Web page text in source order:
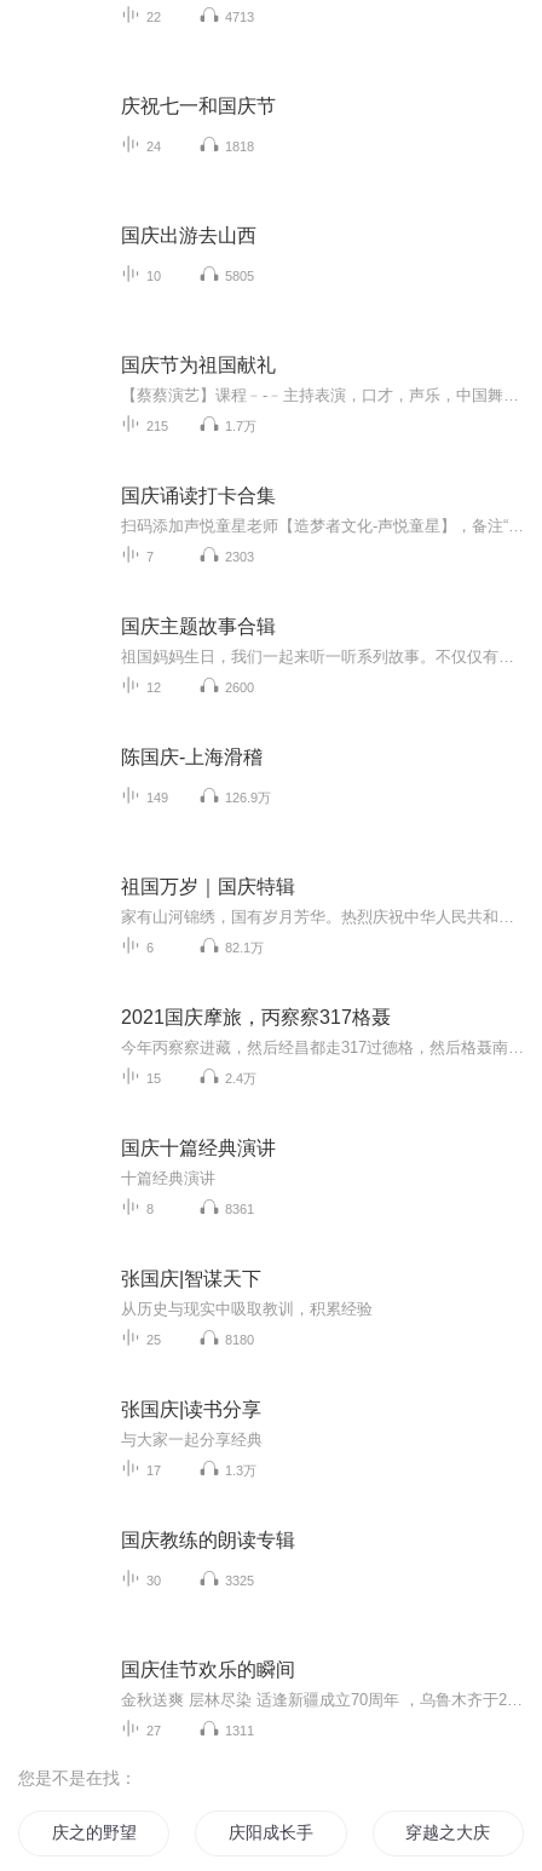
22 4713
庆祝七一和国庆节
24 1818
国庆出游去山西
10 5805
国庆节为祖国献礼
215 1.7万
国庆诵读打卡合集
7 2303
国庆主题故事合辑
12 2600
陈国庆-上海滑稽
149 126.9万
祖国万岁｜国庆特辑
6 82.1万
2021国庆摩旅，丙察察317格聂
15 2.4万
国庆十篇经典演讲
十篇经典演讲
8 8361
张国庆|智谋天下
从历史与现实中吸取教训，积累经验
25 8180
张国庆|读书分享
与大家一起分享经典
17 1.3万
国庆教练的朗读专辑
30 3325
国庆佳节欢乐的瞬间
27 1311
您是不是在找：
庆之的野望 庆阳成长手札 穿越之大庆帝国